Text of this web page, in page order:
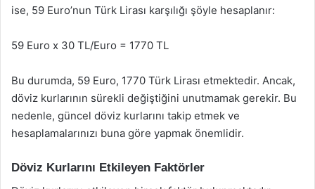
ise, 59 Euro’nun Türk Lirası karşılığı şöyle hesaplanır:
59 Euro x 30 TL/Euro = 1770 TL
Bu durumda, 59 Euro, 1770 Türk Lirası etmektedir. Ancak,
döviz kurlarının sürekli değiştiğini unutmamak gerekir. Bu
nedenle, güncel döviz kurlarını takip etmek ve
hesaplamalarınızı buna göre yapmak önemlidir.
Döviz Kurlarını Etkileyen Faktörler